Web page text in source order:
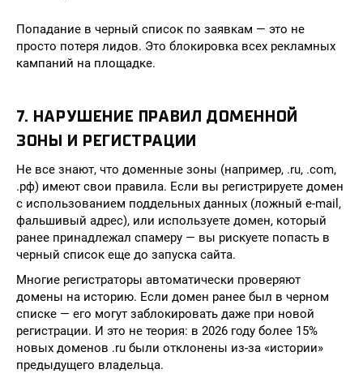
Попадание в черный список по заявкам — это не
просто потеря лидов. Это блокировка всех рекламных
кампаний на площадке.
7. НАРУШЕНИЕ ПРАВИЛ ДОМЕННОЙ
ЗОНЫ И РЕГИСТРАЦИИ
Не все знают, что доменные зоны (например, .ru, .com,
.рф) имеют свои правила. Если вы регистрируете домен
с использованием поддельных данных (ложный e-mail,
фальшивый адрес), или используете домен, который
ранее принадлежал спамеру — вы рискуете попасть в
черный список еще до запуска сайта.
Многие регистраторы автоматически проверяют
домены на историю. Если домен ранее был в черном
списке — его могут заблокировать даже при новой
регистрации. И это не теория: в 2026 году более 15%
новых доменов .ru были отклонены из-за «истории»
предыдущего владельца.